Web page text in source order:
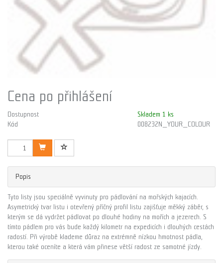
Cena po přihlášení
Dostupnost
Skladem 1 ks
Kód
008232N_YOUR_COLOUR
Popis
Tyto listy jsou speciálně vyvinuty pro pádlování na mořských kajacích.
Asymetrický tvar listu i otevřený příčný profil listu zajišťuje měkký záběr, s
kterým se dá vydržet pádlovat po dlouhé hodiny na mořích a jezerech. S
tímto pádlem pro vás bude každý kilometr na expedicích i dlouhých cestách
radostí. Při výrobě klademe důraz na extrémně nízkou hmotnost pádla,
kterou také oceníte a která vám přinese větší radost ze samotné jízdy.